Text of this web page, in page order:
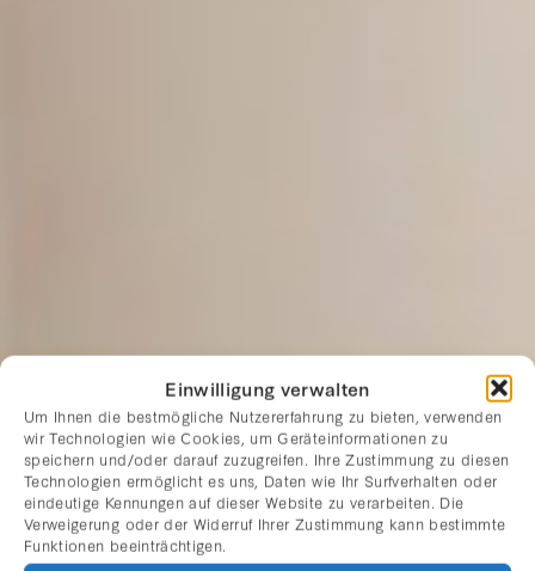
Einwilligung verwalten
Um Ihnen die bestmögliche Nutzererfahrung zu bieten, verwenden
wir Technologien wie Cookies, um Geräteinformationen zu
speichern und/oder darauf zuzugreifen. Ihre Zustimmung zu diesen
Technologien ermöglicht es uns, Daten wie Ihr Surfverhalten oder
eindeutige Kennungen auf dieser Website zu verarbeiten. Die
Verweigerung oder der Widerruf Ihrer Zustimmung kann bestimmte
Funktionen beeinträchtigen.